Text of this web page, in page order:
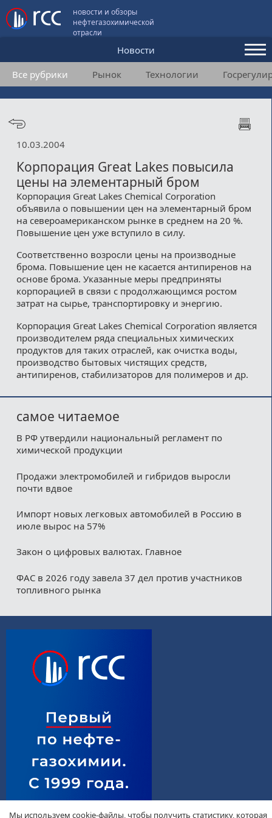
новости и обзоры
нефтегазохимической
отрасли
Новости
Аналитика и мнения
Конференции
Пользовательское соглашение
Медиакит
Все рубрики Рынок Технологии
10.03.2004
Корпорация Great Lakes повысила
цены на элементарный бром
Корпорация Great Lakes Chemical Corporation
объявила о повышении цен на элементарный бром
на североамериканском рынке в среднем на 20 %.
Повышение цен уже вступило в силу.
Соответственно возросли цены на производные
брома. Повышение цен не касается антипиренов на
основе брома. Указанные меры предприняты
корпорацией в связи с продолжающимся ростом
затрат на сырье, транспортировку и энергию.
Корпорация Great Lakes Chemical Corporation является
производителем ряда специальных химических
продуктов для таких отраслей, как очистка воды,
производство бытовых чистящих средств,
антипиренов, стабилизаторов для полимеров и др.
самое читаемое
В РФ утвердили национальный регламент по
химической продукции
Продажи электромобилей и гибридов выросли
почти вдвое
Импорт новых легковых автомобилей в Россию в
июле вырос на 57%
Закон о цифровых валютах. Главное
ФАС в 2026 году завела 37 дел против участников
топливного рынка
Мы используем cookie-файлы, чтобы получить статистику, которая